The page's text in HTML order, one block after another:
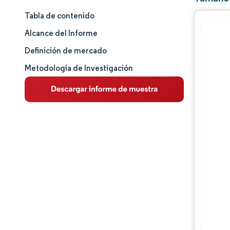
Tamaño y cuota de mercado
Análisis de mercado
Tendencias e ideas
Análisis de segmentos
Tabla de contenido
Alcance del Informe
Definición de mercado
Metodología de Investigación